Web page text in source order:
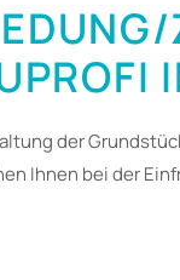
der
Ihnen bei der